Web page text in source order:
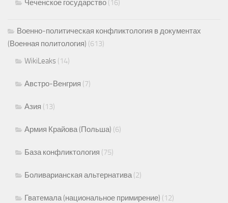
Чеченское государство (16)
Военно-политическая конфликтология в документах
(Военная политология) (613)
WikiLeaks (14)
Австро-Венгрия (7)
Азия (13)
Армия Крайова (Польша) (6)
База конфликтология (75)
Боливарианская альтернатива(2)
Гватемала (национальное примирение) (12)